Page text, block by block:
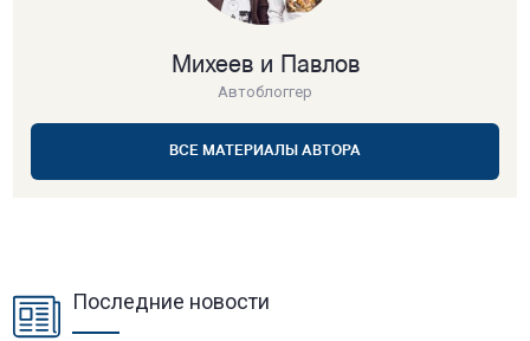
Михеев и Павлов
Автоблоггер
ВСЕ МАТЕРИАЛЫ АВТОРА
Последние новости